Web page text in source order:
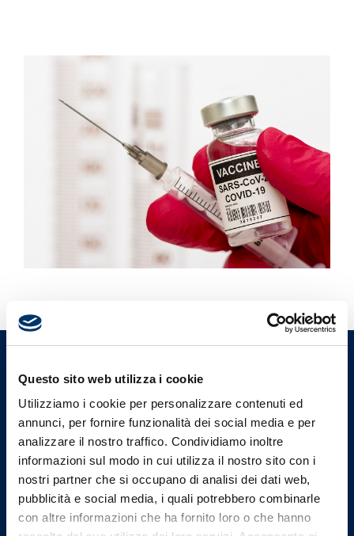
Questo sito web utilizza i cookie
Utilizziamo i cookie per personalizzare contenuti ed
annunci, per fornire funzionalità dei social media e per
analizzare il nostro traffico. Condividiamo inoltre
informazioni sul modo in cui utilizza il nostro sito con i
nostri partner che si occupano di analisi dei dati web,
pubblicità e social media, i quali potrebbero combinarle
con altre informazioni che ha fornito loro o che hanno
Ordine Provinciale dei Medici
Chirurghi e degli Odontoiatri
di Varese
Indirizzi email
Email Segreteria